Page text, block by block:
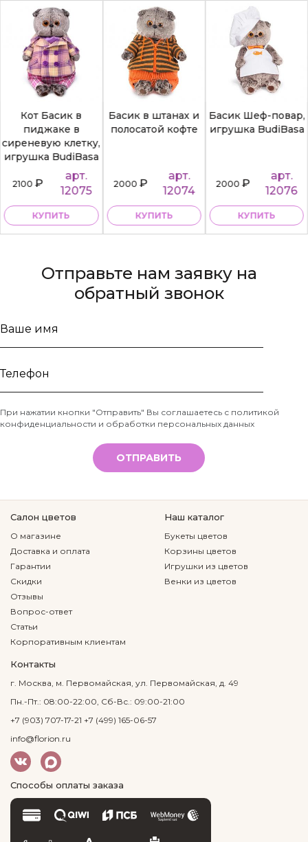
Кот Басик в
пиджаке в
сиреневую клетку,
игрушка BudiBasa
2100₽
арт.
12075
КУПИТЬ
Басик в штанах и
полосатой кофте
2000₽
арт.
12074
КУПИТЬ
Басик Шеф-повар,
игрушка BudiBasa
2000₽
арт.
12076
КУПИТЬ
Отправьте нам заявку на
обратный звонок
Ваше
Телефон
*
При нажатии кнопки "Отправить" Вы соглашаетесь с политикой
конфиденциальности и обработки персональных данных
ОТПРАВИТЬ
Салон цветов
О магазине
Доставка и оплата
Гарантии
Скидки
Отзывы
Вопрос-ответ
Статьи
Корпоративным клиентам
Наш каталог
Букеты цветов
Корзины цветов
Игрушки из цветов
Венки из цветов
Контакты
г. Москва, м. Первомайская, ул. Первомайская, д. 49
Пн.-Пт.: 08:00-22:00, Сб-Вс.: 09:00-21:00
+7 (903) 707-17-21 +7 (499) 165-06-57
info@florion.ru
Способы оплаты заказа